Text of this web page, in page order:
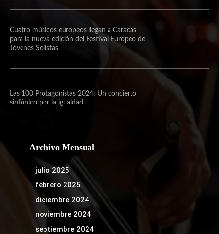
Cuatro músicos europeos llegan a Caracas
para la nueva edición del Festival Europeo de
Jóvenes Solistas
Las 100 Protagonistas 2024: Un concierto
sinfónico por la igualdad
Archivo Mensual
julio 2025
febrero 2025
diciembre 2024
noviembre 2024
septiembre 2024